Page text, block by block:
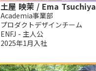
土屋 映茉 / Ema Tsuchiya
Academia事業部
プロダクトデザインチーム
ENFJ - 主人公
2025年1月入社